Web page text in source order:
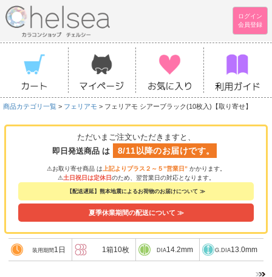
ログイン
会員登録
商品カテゴリ一覧 > フェリアモ > フェリアモ シアーブラック(10枚入)【取り寄せ】
ただいまご注文いただきますと、
即日発送商品 は
8/11以降のお届けです。
⚠お取り寄せ商品 は 上記よりプラス２～５”営業日” かかります。
⚠土日祝日は定休日のため、翌営業日の対応となります。
【配送遅延】熊本地震によるお荷物のお届けについて ≫
夏季休業期間の配送について ≫
装用期間 1日 1箱10枚 DIA14.2mm G.DIA13.0mm